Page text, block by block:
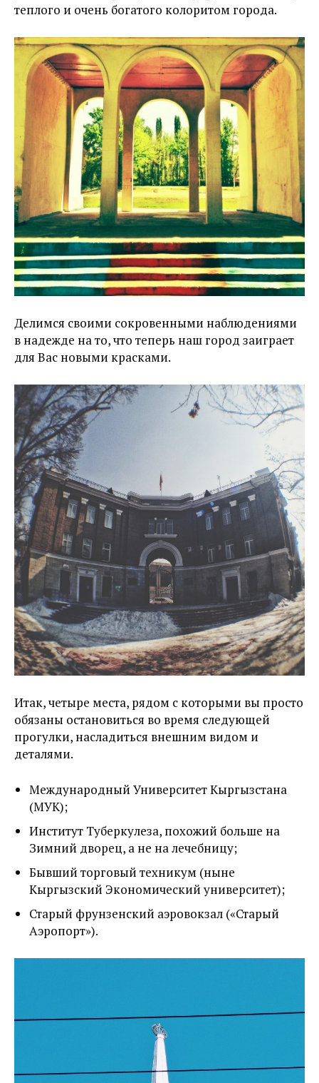
теплого и очень богатого колоритом города.
Делимся своими сокровенными наблюдениями
в надежде на то, что теперь наш город заиграет
для Вас новыми красками.
Итак, четыре места, рядом с которыми вы просто
обязаны остановиться во время следующей
прогулки, насладиться внешним видом и
деталями.
Международный Университет Кыргызстана
(МУК);
Институт Туберкулеза, похожий больше на
Зимний дворец, а не на лечебницу;
Бывший торговый техникум (ныне
Кыргызский Экономический университет);
Старый фрунзенский аэровокзал («Старый
Аэропорт»).